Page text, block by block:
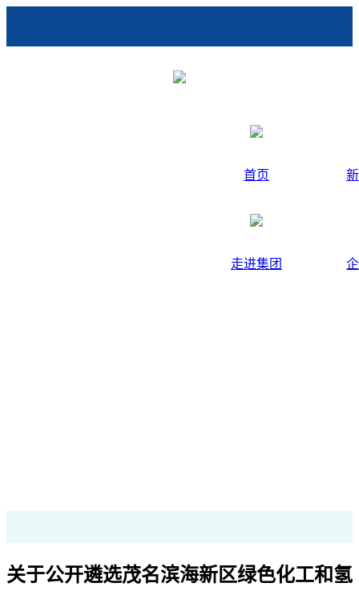
首页
走进集团
关于公开遴选茂名滨海新区绿色化工和氢